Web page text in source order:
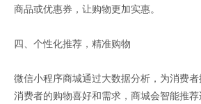
商品或优惠券，让购物更加实惠。
四、个性化推荐，精准购物
微信小程序商城通过大数据分析，为消费
消费者的购物喜好和需求，商城会智能推